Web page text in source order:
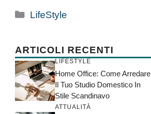
Categorie
LifeStyle
ARTICOLI RECENTI
LIFESTYLE
Home Office: Come Arredare
Il Tuo Studio Domestico In
Stile Scandinavo
ATTUALITÀ